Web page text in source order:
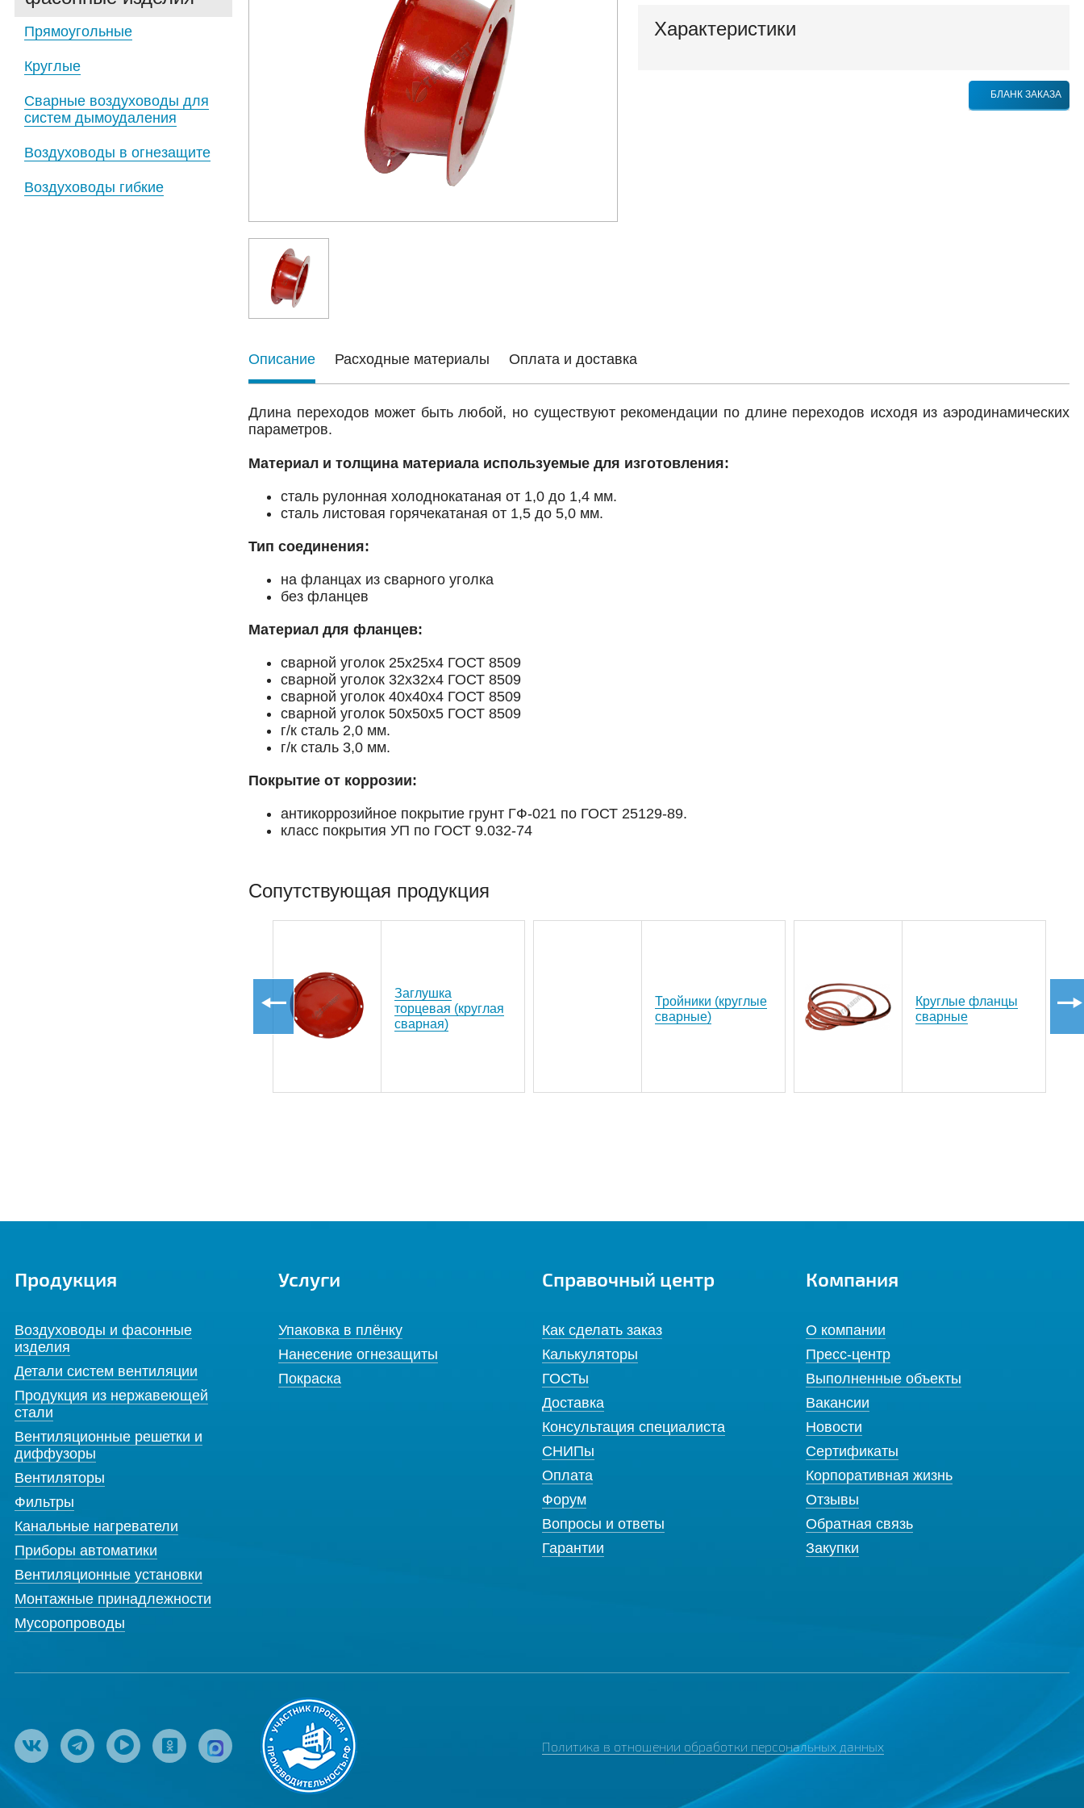
Прямоугольные
Круглые
Сварные воздуховоды для
систем дымоудаления
Воздуховоды в огнезащите
Воздуховоды гибкие
Характеристики
БЛАНК ЗАКАЗА
Описание Расходные материалы Оплата и доставка
Длина переходов может быть любой, но существуют рекомендации по длине переходов исходя из аэродинамических
параметров.
Материал и толщина материала используемые для изготовления:
сталь рулонная холоднокатаная от 1,0 до 1,4 мм.
сталь листовая горячекатаная от 1,5 до 5,0 мм.
Тип соединения:
на фланцах из сварного уголка
без фланцев
Материал для фланцев:
сварной уголок 25х25х4 ГОСТ 8509
сварной уголок 32х32х4 ГОСТ 8509
сварной уголок 40х40х4 ГОСТ 8509
сварной уголок 50х50х5 ГОСТ 8509
г/к сталь 2,0 мм.
г/к сталь 3,0 мм.
Покрытие от коррозии:
антикоррозийное покрытие грунт ГФ-021 по ГОСТ 25129-89.
класс покрытия УП по ГОСТ 9.032-74
Сопутствующая продукция
Заглушка
торцевая (круглая
сварная)
Тройники (круглые
сварные)
Круглые фланцы
сварные
Продукция
Воздуховоды и фасонные
изделия
Детали систем вентиляции
Продукция из нержавеющей
стали
Вентиляционные решетки и
диффузоры
Вентиляторы
Фильтры
Канальные нагреватели
Приборы автоматики
Вентиляционные установки
Монтажные принадлежности
Мусоропроводы
Услуги
Упаковка в плёнку
Нанесение огнезащиты
Покраска
Справочный центр
Как сделать заказ
Калькуляторы
ГОСТы
Доставка
Консультация специалиста
СНИПы
Оплата
Форум
Вопросы и ответы
Гарантии
Компания
О компании
Пресс-центр
Выполненные объекты
Вакансии
Новости
Сертификаты
Корпоративная жизнь
Отзывы
Обратная связь
Закупки
Политика в отношении обработки персональных данных